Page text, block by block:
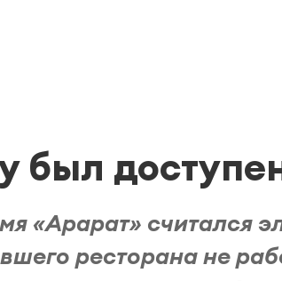
был
«Арарат» считался
ресторана не